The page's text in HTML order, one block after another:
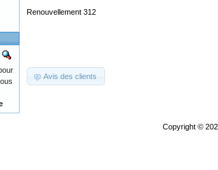
Renouvellement 312
Avis des clients
Copyright ©